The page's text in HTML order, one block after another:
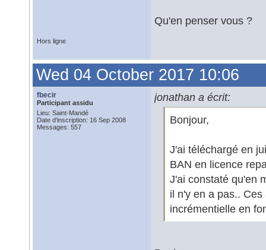
Qu'en penser vous ?
Hors ligne
Wed 04 October 2017 10:06
fbecir
Participant assidu
Lieu: Saint-Mandé
Date d'inscription: 16 Sep 2008
Messages: 557
jonathan a écrit:
Bonjour,
J'ai téléchargé en
BAN en licence
J'ai constaté qu'en
il n'y en a pas..
incrémentielle en